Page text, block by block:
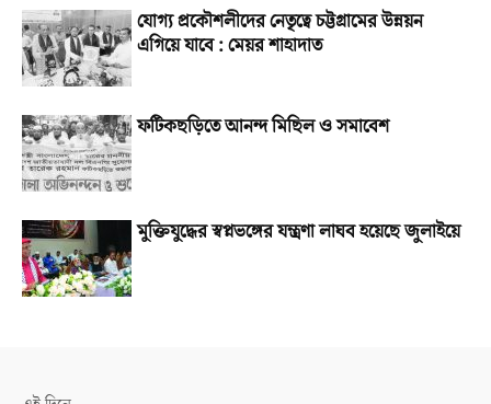
যোগ্য প্রকৌশলীদের নেতৃত্বে চট্টগ্রামের উন্নয়ন
এগিয়ে যাবে : মেয়র শাহাদাত
ফটিকছড়িতে আনন্দ মিছিল ও সমাবেশ
মুক্তিযুদ্ধের স্বপ্নভঙ্গের যন্ত্রণা লাঘব হয়েছে জুলাইয়ে